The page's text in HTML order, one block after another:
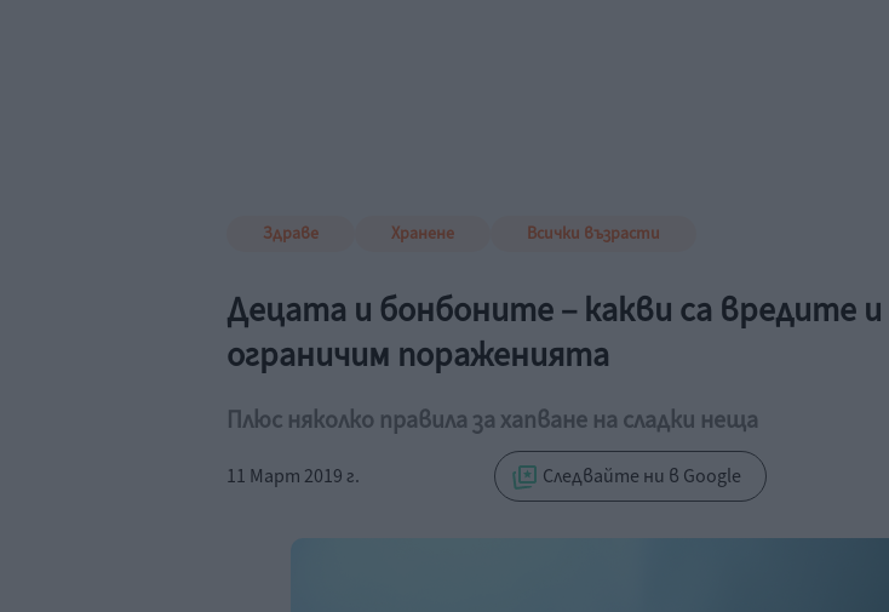
Здраве Хранене Всички възрасти
Децата и бонбоните – какви са вредите и
ограничим пораженията
Плюс няколко правила за хапване на сладки неща
11 Март 2019 г. Следвайте ни в Google